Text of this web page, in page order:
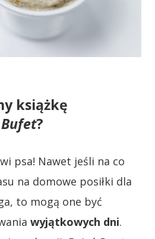
książkę
?
psa! Nawet jeśli na co
na domowe posiłki dla
to mogą one być
wyjątkowych dni.